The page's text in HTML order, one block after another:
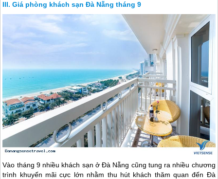
Giá phòng khách sạn Đà Nẵng tháng 9
Vào tháng 9 nhiều khách sạn ởĐà Nẵng cũng tung ra nhiều chương
trình khuyến mãi cực lớn nhằm thu hút khách thăm quan đến Đà